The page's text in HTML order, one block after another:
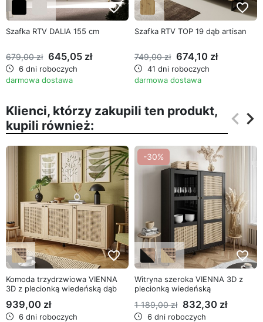
favorite_border
Szafka RTV DALIA 155 cm
679,00 zł 645,05 zł
6 dni roboczych
darmowa dostawa
favorite_border
Szafka RTV TOP 19 dąb artisan
749,00 zł 674,10 zł
41 dni roboczych
darmowa dostawa
Klienci, którzy zakupili ten produkt,
kupili również:
keyboard_arrow_left
keyboard_arrow_right
favorite_border
Komoda trzydrzwiowa VIENNA
3D z plecionką wiedeńską dąb
939,00 zł
6 dni roboczych
-30%
favorite_border
Witryna szeroka VIENNA 3D z
plecionką wiedeńską
1 189,00 zł 832,30 zł
6 dni roboczych